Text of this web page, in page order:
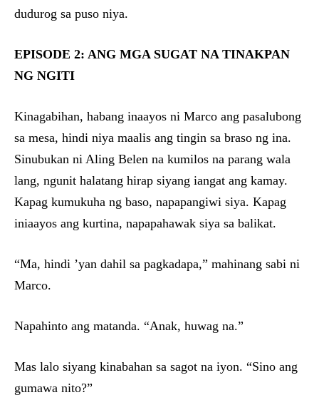
dudurog sa puso niya.
EPISODE 2: ANG MGA SUGAT NA TINAKPAN
NG NGITI
Kinagabihan, habang inaayos ni Marco ang pasalubong
sa mesa, hindi niya maalis ang tingin sa braso ng ina.
Sinubukan ni Aling Belen na kumilos na parang wala
lang, ngunit halatang hirap siyang iangat ang kamay.
Kapag kumukuha ng baso, napapangiwi siya. Kapag
iniaayos ang kurtina, napapahawak siya sa balikat.
“Ma, hindi ’yan dahil sa pagkadapa,” mahinang sabi ni
Marco.
Napahinto ang matanda. “Anak, huwag na.”
Mas lalo siyang kinabahan sa sagot na iyon. “Sino ang
gumawa nito?”